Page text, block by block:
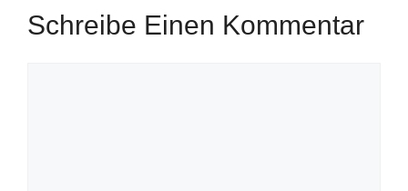
Schreibe Einen Kommentar